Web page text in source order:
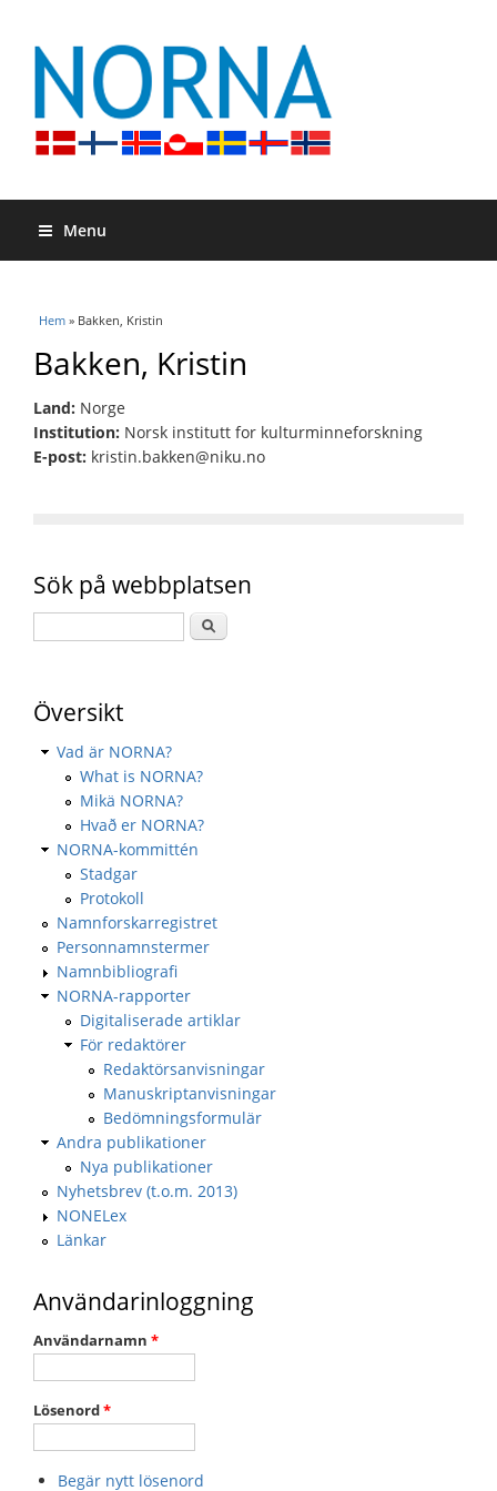
Menu
Du är här
Hem » Bakken, Kristin
Bakken, Kristin
Land: Norge
Institution: Norsk institutt for kulturminneforskning
E-post: kristin.bakken@niku.no
Sök på webbplatsen
Översikt
Vad är NORNA?
What is NORNA?
Mikä NORNA?
Hvað er NORNA?
NORNA-kommittén
Stadgar
Protokoll
Namnforskarregistret
Personnamnstermer
Namnbibliografi
NORNA-rapporter
Digitaliserade artiklar
För redaktörer
Redaktörsanvisningar
Manuskriptanvisningar
Bedömningsformulär
Andra publikationer
Nya publikationer
Nyhetsbrev (t.o.m. 2013)
NONELex
Länkar
Användarinloggning
Användarnamn *
Lösenord*
Begär nytt lösenord